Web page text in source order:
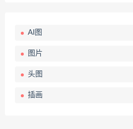
AI图
图片
头图
插画